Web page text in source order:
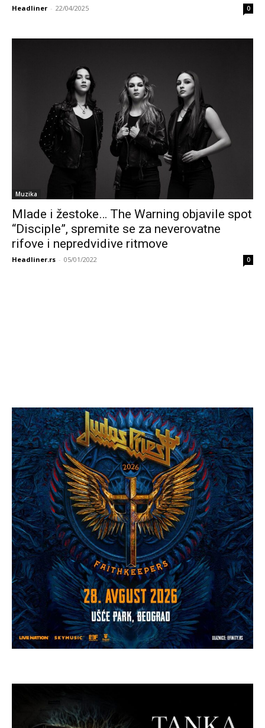
Headliner - 22/04/2025 0
Muzika
Mlade i žestoke… The Warning objavile spot
“Disciple”, spremite se za neverovatne
rifove i nepredvidive ritmove
Headliner.rs - 05/01/2022 0